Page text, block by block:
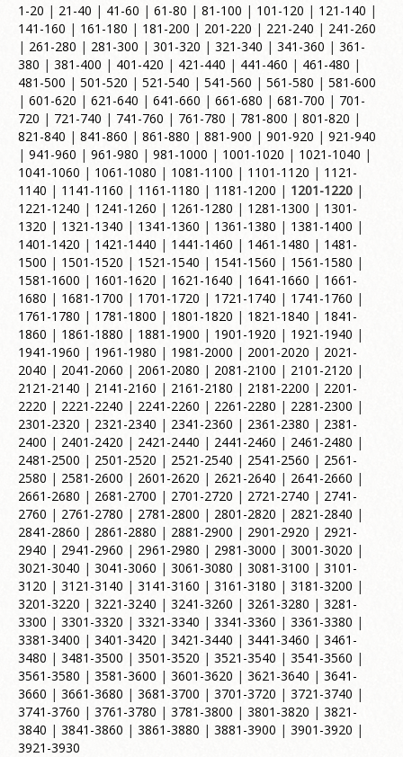
1-20 | 21-40 | 41-60 | 61-80 | 81-100 | 101-120 | 121-140 |
141-160 | 161-180 | 181-200 | 201-220 | 221-240 | 241-260
| 261-280 | 281-300 | 301-320 | 321-340 | 341-360 | 361-
380 | 381-400 | 401-420 | 421-440 | 441-460 | 461-480 |
481-500 | 501-520 | 521-540 | 541-560 | 561-580 | 581-600
| 601-620 | 621-640 | 641-660 | 661-680 | 681-700 | 701-
720 | 721-740 | 741-760 | 761-780 | 781-800 | 801-820 |
821-840 | 841-860 | 861-880 | 881-900 | 901-920 | 921-940
| 941-960 | 961-980 | 981-1000 | 1001-1020 | 1021-1040 |
1041-1060 | 1061-1080 | 1081-1100 | 1101-1120 | 1121-
1140 | 1141-1160 | 1161-1180 | 1181-1200 | 1201-1220 |
1221-1240 | 1241-1260 | 1261-1280 | 1281-1300 | 1301-
1320 | 1321-1340 | 1341-1360 | 1361-1380 | 1381-1400 |
1401-1420 | 1421-1440 | 1441-1460 | 1461-1480 | 1481-
1500 | 1501-1520 | 1521-1540 | 1541-1560 | 1561-1580 |
1581-1600 | 1601-1620 | 1621-1640 | 1641-1660 | 1661-
1680 | 1681-1700 | 1701-1720 | 1721-1740 | 1741-1760 |
1761-1780 | 1781-1800 | 1801-1820 | 1821-1840 | 1841-
1860 | 1861-1880 | 1881-1900 | 1901-1920 | 1921-1940 |
1941-1960 | 1961-1980 | 1981-2000 | 2001-2020 | 2021-
2040 | 2041-2060 | 2061-2080 | 2081-2100 | 2101-2120 |
2121-2140 | 2141-2160 | 2161-2180 | 2181-2200 | 2201-
2220 | 2221-2240 | 2241-2260 | 2261-2280 | 2281-2300 |
2301-2320 | 2321-2340 | 2341-2360 | 2361-2380 | 2381-
2400 | 2401-2420 | 2421-2440 | 2441-2460 | 2461-2480 |
2481-2500 | 2501-2520 | 2521-2540 | 2541-2560 | 2561-
2580 | 2581-2600 | 2601-2620 | 2621-2640 | 2641-2660 |
2661-2680 | 2681-2700 | 2701-2720 | 2721-2740 | 2741-
2760 | 2761-2780 | 2781-2800 | 2801-2820 | 2821-2840 |
2841-2860 | 2861-2880 | 2881-2900 | 2901-2920 | 2921-
2940 | 2941-2960 | 2961-2980 | 2981-3000 | 3001-3020 |
3021-3040 | 3041-3060 | 3061-3080 | 3081-3100 | 3101-
3120 | 3121-3140 | 3141-3160 | 3161-3180 | 3181-3200 |
3201-3220 | 3221-3240 | 3241-3260 | 3261-3280 | 3281-
3300 | 3301-3320 | 3321-3340 | 3341-3360 | 3361-3380 |
3381-3400 | 3401-3420 | 3421-3440 | 3441-3460 | 3461-
3480 | 3481-3500 | 3501-3520 | 3521-3540 | 3541-3560 |
3561-3580 | 3581-3600 | 3601-3620 | 3621-3640 | 3641-
3660 | 3661-3680 | 3681-3700 | 3701-3720 | 3721-3740 |
3741-3760 | 3761-3780 | 3781-3800 | 3801-3820 | 3821-
3840 | 3841-3860 | 3861-3880 | 3881-3900 | 3901-3920 |
3921-3930